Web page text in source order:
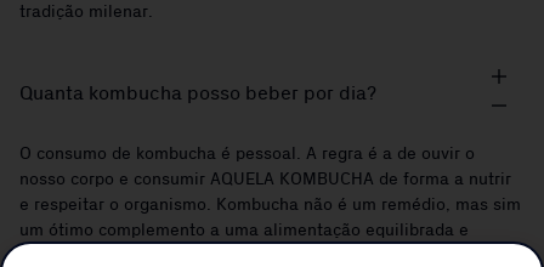
tradição milenar.
Quanta kombucha posso beber por dia?
O consumo de kombucha é pessoal. A regra é a de ouvir o
nosso corpo e consumir AQUELA KOMBUCHA de forma a nutrir
e respeitar o organismo. Kombucha não é um remédio, mas sim
um ótimo complemento a uma alimentação equilibrada e